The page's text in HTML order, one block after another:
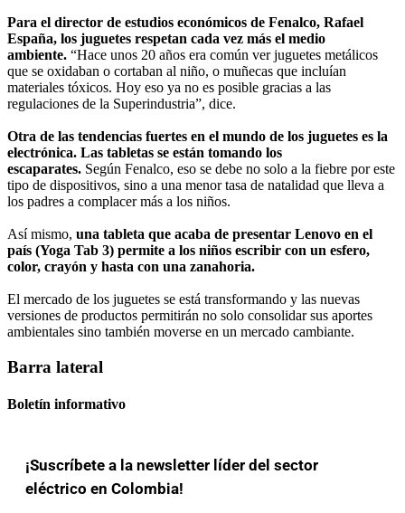
Para el director de estudios económicos de Fenalco, Rafael
España, los juguetes respetan cada vez más el medio
ambiente. “Hace unos 20 años era común ver juguetes metálicos
que se oxidaban o cortaban al niño, o muñecas que incluían
materiales tóxicos. Hoy eso ya no es posible gracias a las
regulaciones de la Superindustria”, dice.
Otra de las tendencias fuertes en el mundo de los juguetes es la
electrónica. Las tabletas se están tomando los
escaparates. Según Fenalco, eso se debe no solo a la fiebre por este
tipo de dispositivos, sino a una menor tasa de natalidad que lleva a
los padres a complacer más a los niños.
Así mismo, una tableta que acaba de presentar Lenovo en el
país (Yoga Tab 3) permite a los niños escribir con un esfero,
color, crayón y hasta con una zanahoria.
El mercado de los juguetes se está transformando y las nuevas
versiones de productos permitirán no solo consolidar sus aportes
ambientales sino también moverse en un mercado cambiante.
Barra lateral
Boletín informativo
¡Suscríbete a la newsletter líder del sector
eléctrico en Colombia!